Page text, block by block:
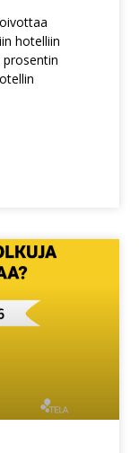
hotelliin